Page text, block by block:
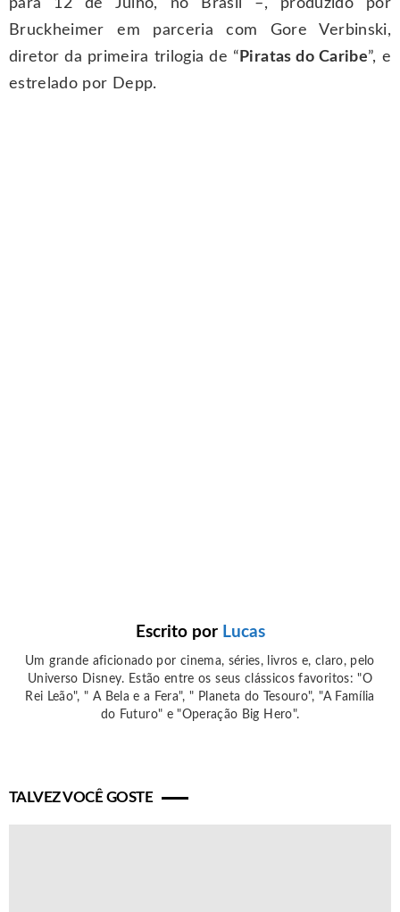
para 12 de Julho, no Brasil –, produzido por
Bruckheimer em parceria com Gore Verbinski,
diretor da primeira trilogia de “ Piratas do Caribe”, e
estrelado por Depp.
Escrito por Lucas
Um grande aficionado por cinema, séries, livros e, claro, pelo
Universo Disney. Estão entre os seus clássicos favoritos: "O
Rei Leão", " A Bela e a Fera", " Planeta do Tesouro", "A Família
do Futuro" e "Operação Big Hero".
TALVEZ VOCÊ GOSTE